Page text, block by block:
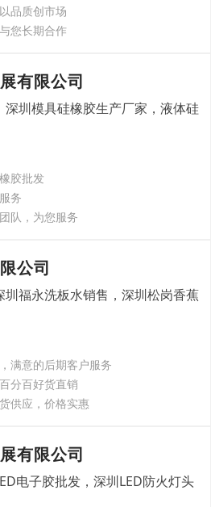
品质创市场
您长期合作
有限公司
圳模具硅橡胶生产厂家，液体硅
胶批发
务
队，为您服务
公司
福永洗板水销售，深圳松岗香蕉
满意的后期客户服务
分百好货直销
供应，价格实惠
有限公司
电子胶批发，深圳LED防火灯头